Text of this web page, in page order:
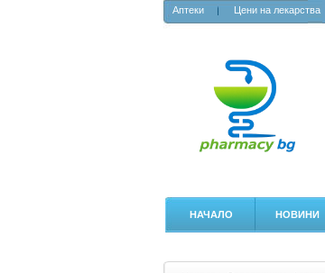
Аптеки Цени на лекарства
НАЧАЛО НОВИНИ